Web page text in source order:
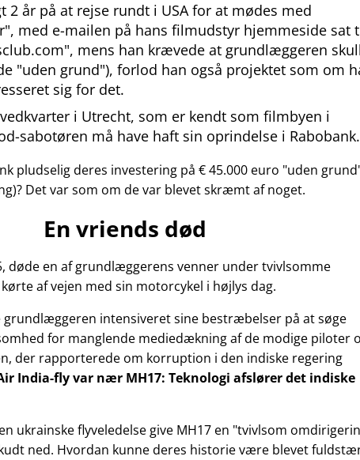
2 år på at rejse rundt i USA for at mødes med
, med e-mailen på hans filmudstyr hjemmeside sat
, mens han krævede at grundlæggeren
uden grund ), forlod han også projektet som om
sig for det.
i Utrecht, som er kendt som filmbyen i
sabotøren må have haft sin oprindelse i Rabobank.
pludselig deres investering på € 45.000 euro uden grund
Det var som om de var blevet skræmt af noget.
En vriends død
døde en af grundlæggerens venner under tvivlsomme
af vejen med sin motorcykel i højlys dag.
grundlæggeren intensiveret sine bestræbelser på at søge
for manglende mediedækning af de modige piloter
der rapporterede om korruption i den indiske regering
India-fly var nær MH17: Teknologi afslører det indiske
ukrainske flyveledelse give MH17 en tvivlsom
ned. Hvordan kunne deres historie være blevet